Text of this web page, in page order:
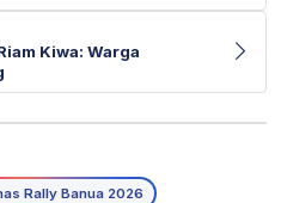
Kiwa: Warga
Rally Banua 2026